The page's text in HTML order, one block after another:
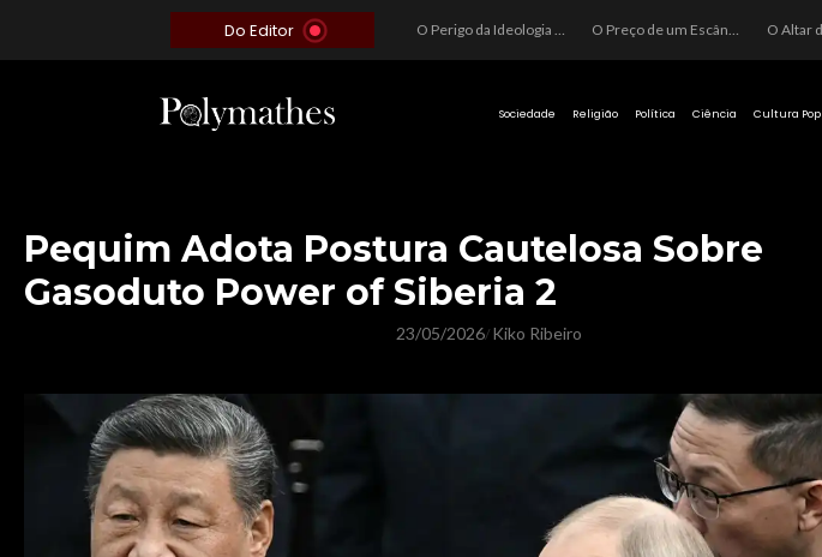
Do Editor O Perigo da Ideologia Desenfreada na Justiça: Quando a Pauta Política Substitui a Pena Criminal O Preço de um Escândalo: A Discrepância Entre o “Filme de Bolsonaro” e a Realidade do Cinema Mundial
Sociedade Religião Política Ciência Cultura Pop
Pequim Adota Postura Cautelosa Sobre
Gasoduto Power of Siberia 2
23/05/2026/ Kiko Ribeiro